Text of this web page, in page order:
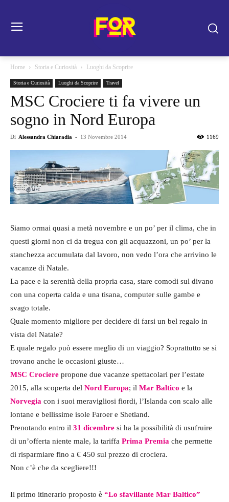
Home Storia e Curiosità Luoghi da Scoprire
Storia e Curiosità Luoghi da Scoprire Travel
MSC Crociere ti fa vivere un
sogno in Nord Europa
Di Alessandra Chiaradia - 13 Novembre 2014 1169
Siamo ormai quasi a metà novembre e un po’ per il clima, che in
questi giorni non ci da tregua con gli acquazzoni, un po’ per la
stanchezza accumulata dal lavoro, non vedo l’ora che arrivino le
vacanze di Natale.
La pace e la serenità della propria casa, stare comodi sul divano
con una coperta calda e una tisana, computer sulle gambe e
svago totale.
Quale momento migliore per decidere di farsi un bel regalo in
vista del Natale?
E quale regalo può essere meglio di un viaggio? Soprattutto se si
trovano anche le occasioni giuste…
MSC Crociere propone due vacanze spettacolari per l’estate
2015, alla scoperta del Nord Europa; il Mar Baltico e la
Norvegia con i suoi meravigliosi fiordi, l’Islanda con scalo alle
lontane e bellissime isole Faroer e Shetland.
Prenotando entro il 31 dicembre si ha la possibilità di usufruire
di un’offerta niente male, la tariffa Prima Premia che permette
di risparmiare fino a € 450 sul prezzo di crociera.
Non c’è che da scegliere!!!
Il primo itinerario proposto è “Lo sfavillante Mar Baltico”